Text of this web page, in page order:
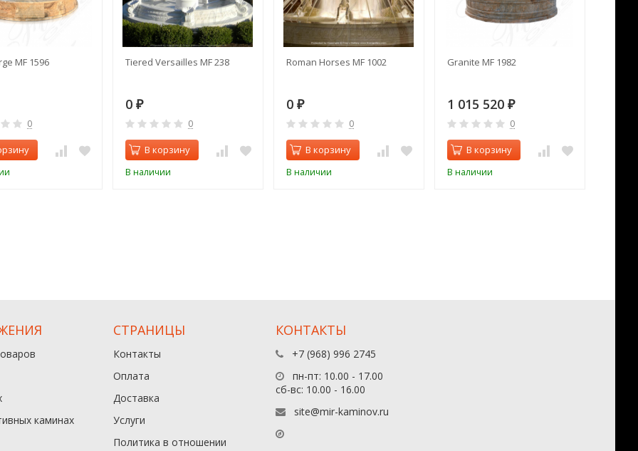
MF 1596
0
Tiered Versailles MF 238
0 ₽
0
В корзину
В наличии
Roman Horses MF 1002
0 ₽
0
В корзину
В наличии
Granite MF 1982
1 015 520 ₽
0
В корзину
В наличии
каминах
СТРАНИЦЫ
Контакты
Оплата
Доставка
Услуги
Политика в отношении
КОНТАКТЫ
+7 (968) 996 2745
пн-пт: 10.00 - 17.00
сб-вс: 10.00 - 16.00
site@mir-kaminov.ru